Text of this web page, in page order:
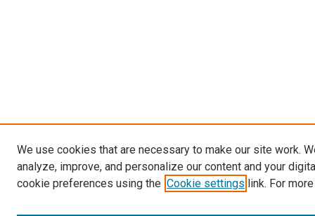
We use cookies that are necessary to make our site work.
analyze, improve, and personalize our content and your
cookie preferences using the Cookie settings link. For